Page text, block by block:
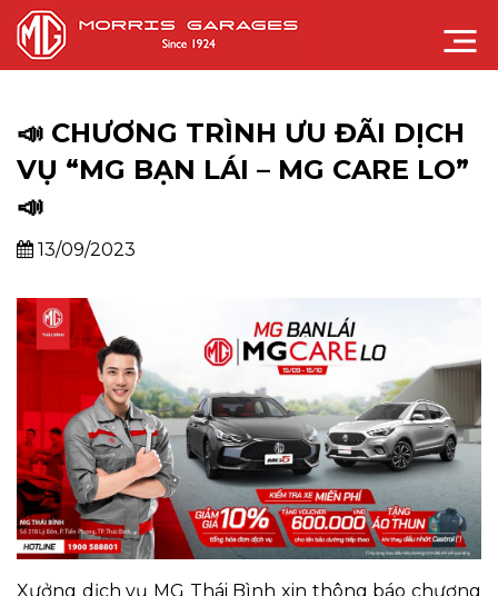
📣 CHƯƠNG TRÌNH ƯU ĐÃI DỊCH
VỤ “MG BẠN LÁI – MG CARE LO”
📣
13/09/2023
Xưởng dịch vụ MG Thái Bình xin thông báo chương